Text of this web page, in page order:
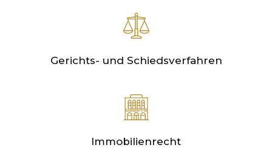
Gerichts- und Schiedsverfahren
Immobilienrecht